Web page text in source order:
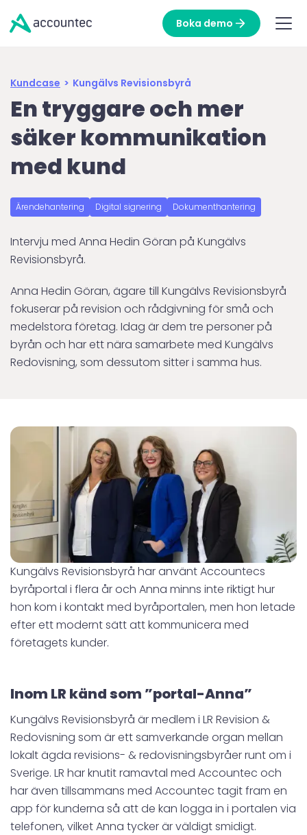
Boka demo
Kundcase > Kungälvs Revisionsbyrå
En tryggare och mer
säker kommunikation
med kund
Ärendehantering Digital signering Dokumenthantering
Intervju med Anna Hedin Göran på Kungälvs
Revisionsbyrå.
Anna Hedin Göran, ägare till Kungälvs Revisionsbyrå
fokuserar på revision och rådgivning för små och
medelstora företag. Idag är dem tre personer på
byrån och har ett nära samarbete med Kungälvs
Redovisning, som dessutom sitter i samma hus.
Kungälvs Revisionsbyrå har använt Accountecs
byråportal i flera år och Anna minns inte riktigt hur
hon kom i kontakt med byråportalen, men hon letade
efter ett modernt sätt att kommunicera med
företagets kunder.
Inom LR känd som ”portal-Anna”
Kungälvs Revisionsbyrå är medlem i LR Revision &
Redovisning som är ett samverkande organ mellan
lokalt ägda revisions- & redovisningsbyråer runt om i
Sverige. LR har knutit ramavtal med Accountec och
har även tillsammans med Accountec tagit fram en
app för kunderna så att de kan logga in i portalen via
telefonen, vilket Anna tycker är väldigt smidigt.